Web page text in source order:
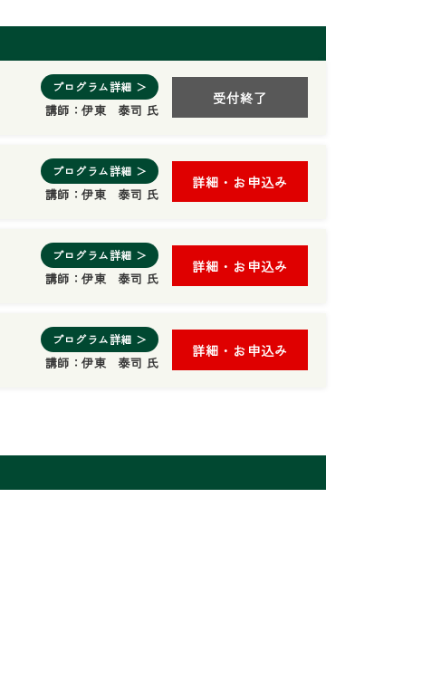
プログラム詳細 ＞
講師：伊東 泰司 氏
受付終了
プログラム詳細 ＞
講師：伊東 泰司 氏
詳細・お申込み
プログラム詳細 ＞
講師：伊東 泰司 氏
詳細・お申込み
プログラム詳細 ＞
講師：伊東 泰司 氏
詳細・お申込み